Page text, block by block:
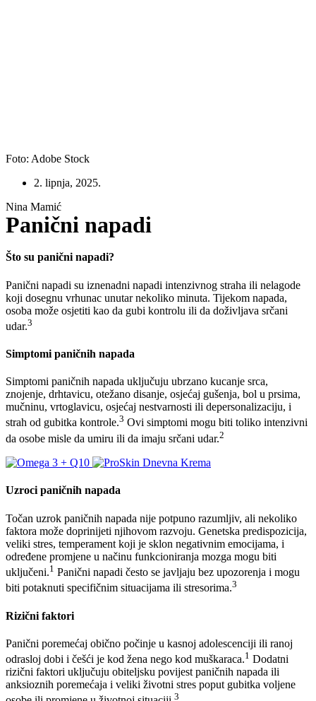
Foto: Adobe Stock
2. lipnja, 2025.
Nina Mamić
Panični napadi
Što su panični napadi?
Panični napadi su iznenadni napadi intenzivnog straha ili nelagode
koji dosegnu vrhunac unutar nekoliko minuta. Tijekom napada,
osoba može osjetiti kao da gubi kontrolu ili da doživljava srčani
udar.3
Simptomi paničnih napada
Simptomi paničnih napada uključuju ubrzano kucanje srca,
znojenje, drhtavicu, otežano disanje, osjećaj gušenja, bol u prsima,
mučninu, vrtoglavicu, osjećaj nestvarnosti ili depersonalizaciju, i
strah od gubitka kontrole.3 Ovi simptomi mogu biti toliko intenzivni
da osobe misle da umiru ili da imaju srčani udar.2
Uzroci paničnih napada
Točan uzrok paničnih napada nije potpuno razumljiv, ali nekoliko
faktora može doprinijeti njihovom razvoju. Genetska predispozicija,
veliki stres, temperament koji je sklon negativnim emocijama, i
određene promjene u načinu funkcioniranja mozga mogu biti
uključeni.1 Panični napadi često se javljaju bez upozorenja i mogu
biti potaknuti specifičnim situacijama ili stresorima.3
Rizični faktori
Panični poremećaj obično počinje u kasnoj adolescenciji ili ranoj
odrasloj dobi i češći je kod žena nego kod muškaraca.1 Dodatni
rizični faktori uključuju obiteljsku povijest paničnih napada ili
anksioznih poremećaja i veliki životni stres poput gubitka voljene
3